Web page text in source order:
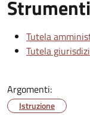
Tutela
Tutela
Argomenti:
Istruzione